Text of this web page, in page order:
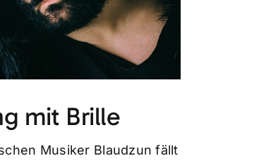
mit Brille
Musiker Blaudzun fällt